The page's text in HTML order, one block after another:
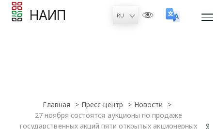
НАИП
Главная Пресс-центр
Новости
27 ноября состоятся аукционы по продаже
государственных акций пяти открытых акционерных